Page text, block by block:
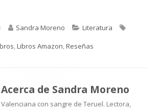
Autor
Sandra Moreno Categorías
Literatura
,Libros Amazon,Reseñas
Acerca de Sandra Moreno
Valenciana con sangre de Teruel. Lectora,